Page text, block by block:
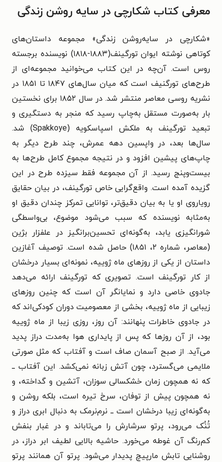
معرفی کتاب شکارچی در سایه روشن زندگی
«شکارچی در سایه‌روشن زندگی» مجموعه داستان‌های
کوتاهی نوشته ایوان تورگینف(۱۸۸۳-۱۸۱۸) نویسنده برجسته
روس است. آن‌چه در این کتاب می‌خوانید مجموعه‌ای از
طرح‌های تورگنیف است که میان سال‌های ۱۸۴۷ تا ۱۸۵۱ در
نشریه روسی معاصر منتشر شد. در سال ۱۸۵۲ برای نخستین
بار به‌صورت مستقل به‌چاپ رسید که منجر به دستگیری و
تبعید تورگینف به ملکش اسپاسکویه (Spakkoye) شد.
سال‌ها بعد، در واپسین دهه عمرش، چند طرح دیگر به
چاپ‌های پیشین افزود و در نتیجه مجموع کامل طرح‌ها به
بیست‌وپنج رسید. از آن مجموعه فقط سیزده طرح در این
گزیده آمده است. واقع‌گرایی خاص تورگینف، در بیان حقایق
رویاروی او یا به بیان دقیق‌تر، توانایی تمرکز چندان دقیق او
به‌مثابه نویسنده که سبب می‌شود موضوع، بی‌واسطگی
شورانگیزی یابد، به‌گونه‌ای تحسین‌برانگیز در علفزار بژین
(معاصر، شماره ۲، ۱۸۵۱) حاصل شده است. توصیف آغازین
داستان از یکی از روزهای ماه ژوییه، نمونه‌ای بسیار درخشان
از کار تورگینف است. تصویری که تورگینف ارائه می‌دهد
جادوی خاصی دارد و نمایانگر آن است که چنین روزهای
زیبایی از ماه ژوییه، بخشی از معصومیت دوران کودکی‌اند که
در جادوی خاطرات پنهانند: آن روز، روزی زیبا از ماه ژوییه
بود، از آن روزها که پس از پایداری هوا به‌مدت دراز پدید
می‌آید. از صبح آسمان صاف است و آفتاب که مثل صورتی
ملایمی می‌گسترد، چون آتش زبانه نمی‌کشد. این آفتاب ــ
که نه همچون زمان خشکسالی سوزان، آتشین و گداخته، و
نه همچون پیش از توفان، سرخ تیره است، بلکه روشن و
به‌گونه‌ای زیبا درخشان است ــ نرم‌نرمک به دنبال ابری دراز و
تُنُک می‌رود، پرتو سرشارش را می‌تاباند و در غبار بنفش
کم‌رنگ آن غوطه می‌خورد. حاشیه بالایی لطیف ابر دراز، در
روشنایی تابش مارپیچ پدیدار می‌شود. پرتو آن همانند پرتو